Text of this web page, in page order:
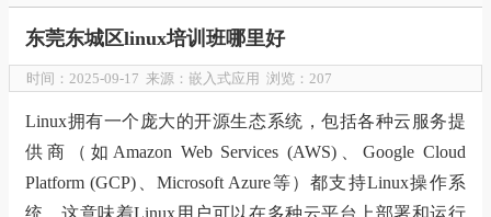
东莞东城区linux培训班哪里好
时间：2025-09-17 来源：嵌入式应用 浏览：207
Linux拥有一个庞大的开源生态系统，包括各种云服务提
供商（如Amazon Web Services (AWS)、Google Cloud
Platform (GCP)、Microsoft Azure等）都支持Linux操作系
统。这意味着Linux用户可以在多种云平台上部署和运行